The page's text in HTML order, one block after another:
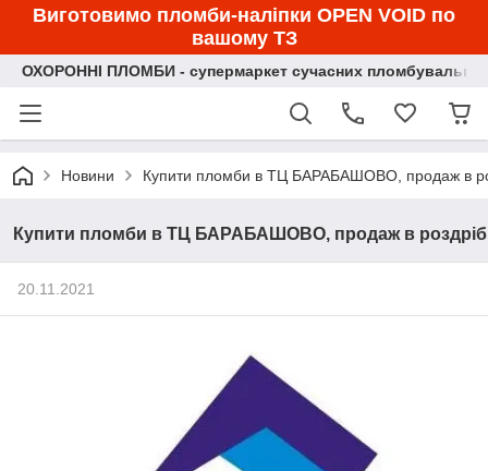
Виготовимо пломби-наліпки OPEN VOID по
вашому ТЗ
ОХОРОННІ ПЛОМБИ - супермаркет сучасних пломбувальних
Новини Купити пломби в ТЦ БАРАБАШОВО, продаж в
Купити пломби в ТЦ БАРАБАШОВО, продаж в роздріб
20.11.2021